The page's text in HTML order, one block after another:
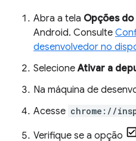
Abra a tela Opções
Android. Consulte
desenvolvedor no
SelecioneAtivar a
Na máquina de
Acesse chrome://
Verifique se a opção